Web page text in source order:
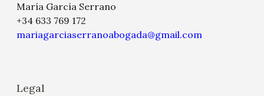
María García Serrano
+34 633 769 172
mariagarciaserranoabogada@gmail.com
Legal